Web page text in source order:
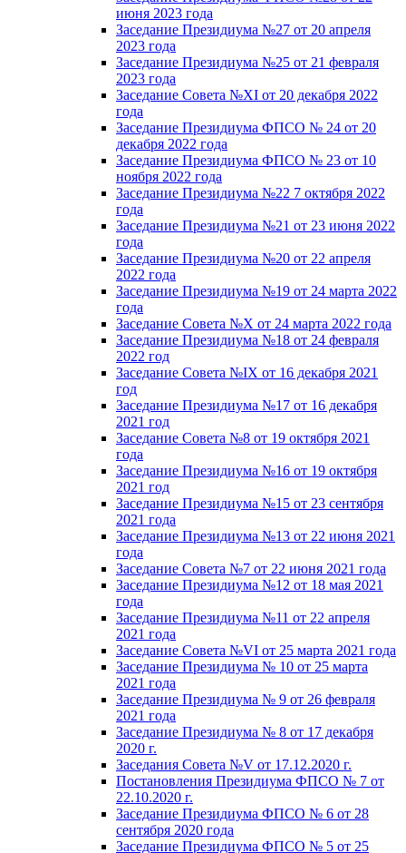
июня 2023 года
Заседание Президиума №27 от 20 апреля
2023 года
Заседание Президиума №25 от 21 февраля
2023 года
Заседание Совета №XI от 20 декабря 2022
года
Заседание Президиума ФПСО № 24 от 20
декабря 2022 года
Заседание Президиума ФПСО № 23 от 10
ноября 2022 года
Заседание Президиума №22 7 октября 2022
года
Заседание Президиума №21 от 23 июня 2022
года
Заседание Президиума №20 от 22 апреля
2022 года
Заседание Президиума №19 от 24 марта 2022
года
Заседание Совета №X от 24 марта 2022 года
Заседание Президиума №18 от 24 февраля
2022 год
Заседание Совета №IX от 16 декабря 2021
год
Заседание Президиума №17 от 16 декабря
2021 год
Заседание Совета №8 от 19 октября 2021
года
Заседание Президиума №16 от 19 октября
2021 год
Заседание Президиума №15 от 23 сентября
2021 года
Заседание Президиума №13 от 22 июня 2021
года
Заседание Совета №7 от 22 июня 2021 года
Заседание Президиума №12 от 18 мая 2021
года
Заседание Президиума №11 от 22 апреля
2021 года
Заседание Совета №VI от 25 марта 2021 года
Заседание Президиума № 10 от 25 марта
2021 года
Заседание Президиума № 9 от 26 февраля
2021 года
Заседание Президиума № 8 от 17 декабря
2020 г.
Заседания Совета №V от 17.12.2020 г.
Постановления Президиума ФПСО № 7 от
22.10.2020 г.
Заседание Президиума ФПСО № 6 от 28
сентября 2020 года
Заседание Президиума ФПСО № 5 от 25